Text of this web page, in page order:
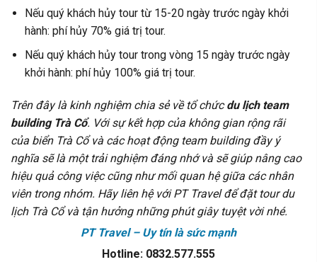
Nếu quý khách hủy tour từ 15-20 ngày trước ngày khởi
hành: phí hủy 70% giá trị tour.
Nếu quý khách hủy tour trong vòng 15 ngày trước ngày
khởi hành: phí hủy 100% giá trị tour.
Trên đây là kinh nghiệm chia sẻ về tổ chứcdu lịch team
building Trà Cổ. Với sự kết hợp của không gian rộng rãi
của biển Trà Cổ và các hoạt động team building đầy ý
nghĩa sẽ là một trải nghiệm đáng nhớ và sẽ giúp nâng cao
hiệu quả công việc cũng như mối quan hệ giữa các nhân
viên trong nhóm. Hãy liên hệ với PT Travel để đặt tour du
lịch Trà Cổ và tận hưởng những phút giây tuyệt vời nhé.
PT Travel – Uy tín là sức mạnh
Hotline: 0832.577.555